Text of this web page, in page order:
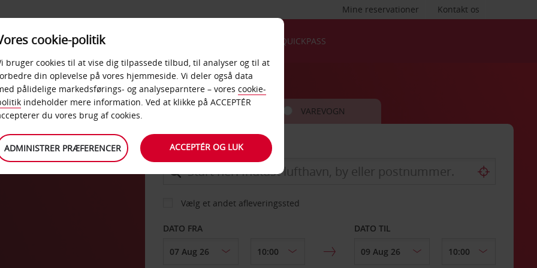
Kontakt os
Mine reservationer
PRODUKTER &
KONTORER
QUICKPASS
BIL VAREVOGN
AFHENT FRA
Vælg et andet afleveringssted
DATO FRA DATO TIL
cookie-politik
bruger cookies til at vise dig tilpassede tilbud, til analyser og til at
din oplevelse på vores hjemmeside. Vi deler også data
pålidelige markedsførings- og analyseparntere – vores cookie-
indeholder mere information. Ved at klikke på ACCEPTÉR
du vores brug af cookies.
ADMINISTRER PRÆFERENCER ACCEPTÉR OG LUK